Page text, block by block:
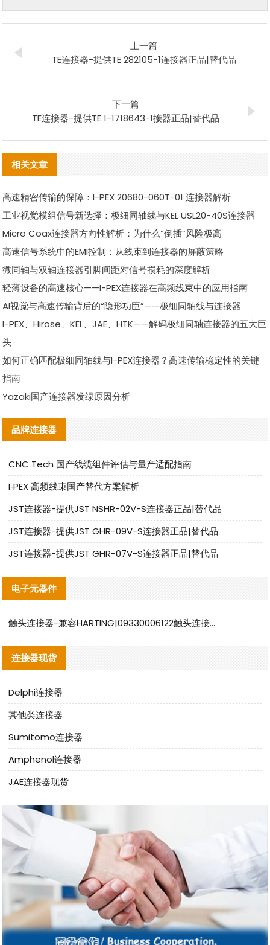
上一篇
TE连接器-提供TE 282105-1连接器正品|替代品
下一篇
TE连接器-提供TE 1-1718643-1接器正品|替代品
相关文章
高速精密传输的保障：I-PEX 20680-060T-01 连接器解析
工业视觉模组信号新选择：极细同轴线与KEL USL20-40S连接器
Micro Coax连接器方向性解析：为什么“倒插”风险极高
高速信号系统中的EMI控制：从线束到连接器的屏蔽策略
微同轴与双轴连接器引脚间距对信号损耗的深度解析
轻薄设备的高速核心——I-PEX连接器在高频线束中的应用指南
AI视觉与高速传输背后的“隐形功臣”——极细同轴线与连接器
I-PEX、Hirose、KEL、JAE、HTK——解码极细同轴连接器的五大巨
头
如何正确匹配极细同轴线与I-PEX连接器？高速传输稳定性的关键
指南
Yazaki国产连接器发绿原因分析
品牌连接器
CNC Tech 国产线缆组件评估与量产适配指南
I‑PEX 高频线束国产替代方案解析
JST连接器-提供JST NSHR-02V-S连接器正品|替代品
JST连接器-提供JST GHR-09V-S连接器正品|替代品
JST连接器-提供JST GHR-07V-S连接器正品|替代品
电子元器件
触头连接器-兼容HARTING|09330006122触头连接器替代品说明
连接器现货
Delphi连接器
其他类连接器
Sumitomo连接器
Amphenol连接器
JAE连接器现货